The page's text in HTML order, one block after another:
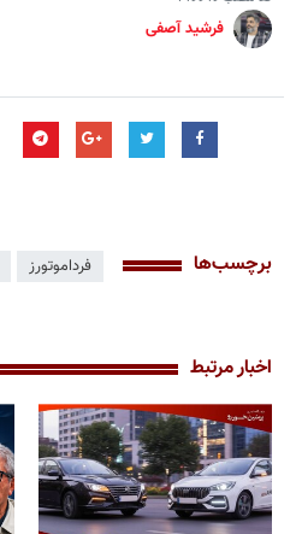
فرشید آصفی
برچسب‌ها فرداموتورز
اخبار مرتبط